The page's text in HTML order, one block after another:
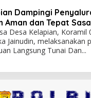
Dampingi
Aman dan Tepat
Desa Kelapian, Koramil
Jainudin, melaksanakan
Langsung Tunai Dan...